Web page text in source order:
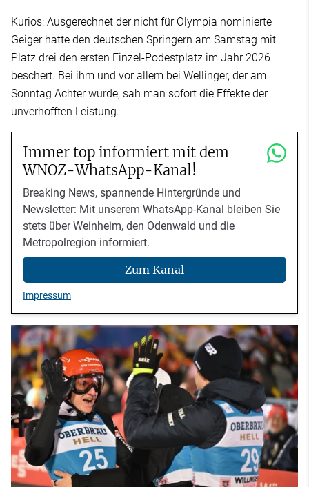
Kurios: Ausgerechnet der nicht für Olympia nominierte
Geiger hatte den deutschen Springern am Samstag mit
Platz drei den ersten Einzel-Podestplatz im Jahr 2026
beschert. Bei ihm und vor allem bei Wellinger, der am
Sonntag Achter wurde, sah man sofort die Effekte der
unverhofften Leistung.
Immer top informiert mit dem
WNOZ-WhatsApp-Kanal!
Breaking News, spannende Hintergründe und
Newsletter: Mit unserem WhatsApp-Kanal bleiben Sie
stets über Weinheim, den Odenwald und die
Metropolregion informiert.
Zum Kanal
Impressum